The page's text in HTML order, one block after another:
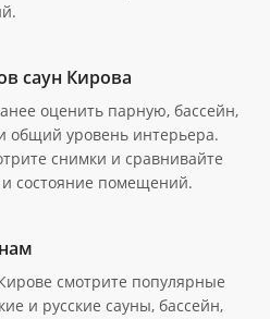
саун Кирова
оценить парную, бассейн,
общий уровень интерьера.
снимки и сравнивайте
состояние помещений.
смотрите популярные
и русские сауны, бассейн,